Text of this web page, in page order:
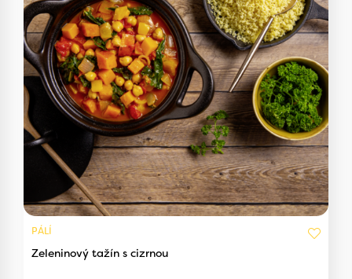
PÁLÍ
Zeleninový tažín s cizrnou